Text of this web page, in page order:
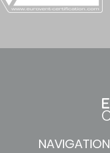
NAVIGATION